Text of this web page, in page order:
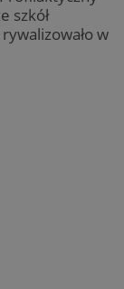
szkół
w